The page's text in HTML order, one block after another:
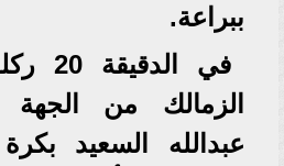
ببراعة.
في
الزمالك من الجهة
عبدالله السعيد